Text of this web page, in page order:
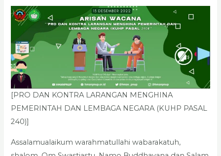
[PRO DAN KONTRA LARANGAN MENGHINA
PEMERINTAH DAN LEMBAGA NEGARA (KUHP PASAL
240)]
Assalamualaikum warahmatullahi wabarakatuh,